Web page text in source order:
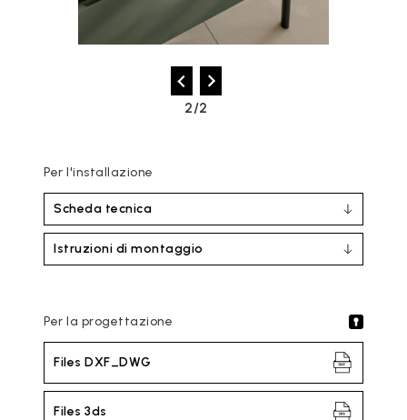
2/2
Per l'installazione
Scheda tecnica
Istruzioni di montaggio
Per la progettazione
Files DXF_DWG
Files 3ds